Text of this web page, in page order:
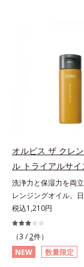
オルビス ザ クレ
ル トライアルサイ
洗浄力と保湿力を両
レンジングオイル。
子技術(*1)が毛穴奥の
アプローチ。圧倒的な
悩みに着目したクレ
のトライアルサイズで
超微粒子技術(*1)で、
税込1,210円
（3 /2件）
NEW
数量限定